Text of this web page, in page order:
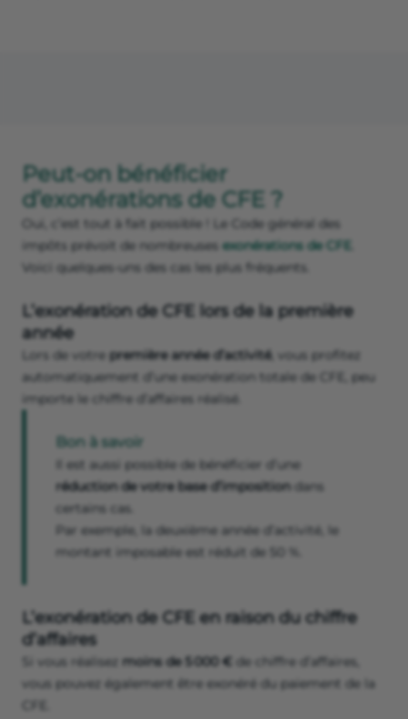
Peut-on bénéficier
d’exonérations de CFE ?
Oui, c’est tout à fait possible ! Le Code général des
impôts prévoit de nombreuses exonérations de CFE
Voici quelques-uns des cas les plus fréquents.
L’exonération de CFE lors de la première
année
Lors de votre première année d’activité , vous profitez
automatiquement d’une exonération totale de CFE, peu
importe le chiffre d’affaires réalisé.
Bon à savoir
Il est aussi possible de bénéficier d’une
réduction de votre base d’imposition dans
certains cas.
Par exemple, la deuxième année d’activité, le
montant imposable est réduit de 50 %.
L’exonération de CFE en raison du chiffre
d’affaires
Si vous réalisez moins de 5 000 €
de chiffre d’affaires,
vous pouvez également être exonéré du paiement de la